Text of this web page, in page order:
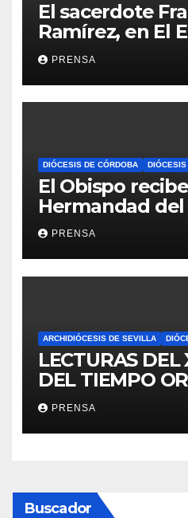
El sacerdote
Ramírez, en El
Iglesia
PRENSA
DIÓCESIS DE CÓRDOBA
El Obispo
Hermandad del
PRENSA
ARCHIDIÓCESIS DE SEVILLA
LECTURAS
DEL TIEMPO
PRENSA
Buscador